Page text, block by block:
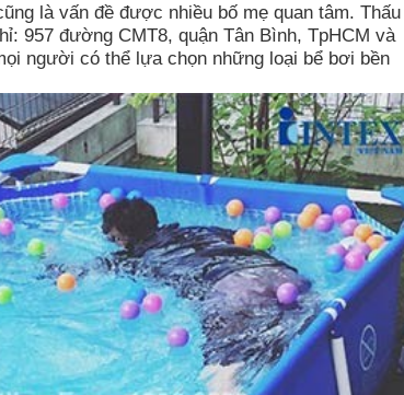
là vấn đề được nhiều bố mẹ quan tâm. Thấu
957 đường CMT8, quận Tân Bình, TpHCM và
người có thể lựa chọn những loại bể bơi bền